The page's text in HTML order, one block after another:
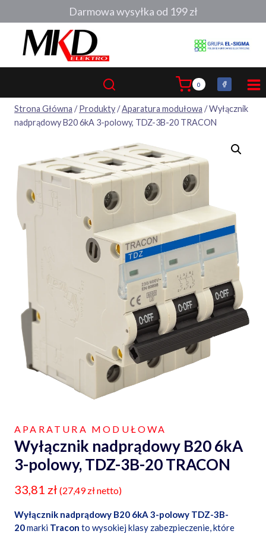
do
0
Strona Główna / Produkty/Aparatura modułowa /Wyłącznik
nadprądowy B20 6kA 3-polowy, TDZ-3B-20 TRACON
APARATURA MODUŁOWA
Wyłącznik nadprądowy B20 6kA
3-polowy, TDZ-3B-20 TRACON
33,81 zł (27,49złnetto)
Wyłącznik nadprądowy B20 6kA 3-polowy TDZ-3B-
20marki Tracon to wysokiej klasy zabezpieczenie, które
Darmowa wysyłka od 199 zł